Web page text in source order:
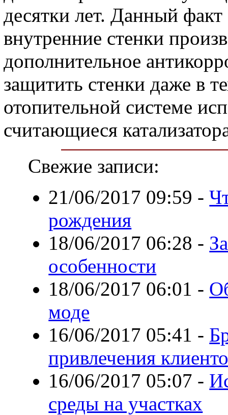
десятки лет. Данный
внутренние стенки
дополнительное
защитить стенки даже в
отопительной системе
считающиеся
Свежие записи:
21/06/2017 09:59 -
рождения
18/06/2017 06:28 -
особенности
18/06/2017 06:01 -
моде
16/06/2017 05:41 -
привлечения
16/06/2017 05:07 -
среды на участках